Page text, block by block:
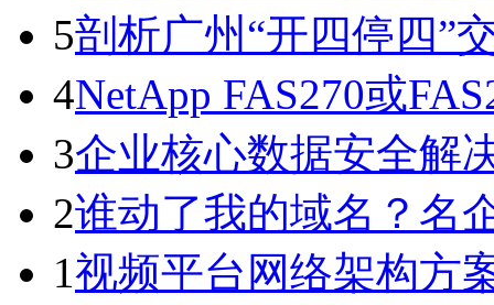
5剖析广州“开四停四”
4NetApp FAS270或
3企业核心数据安全解
2谁动了我的域名？名
1视频平台网络架构方